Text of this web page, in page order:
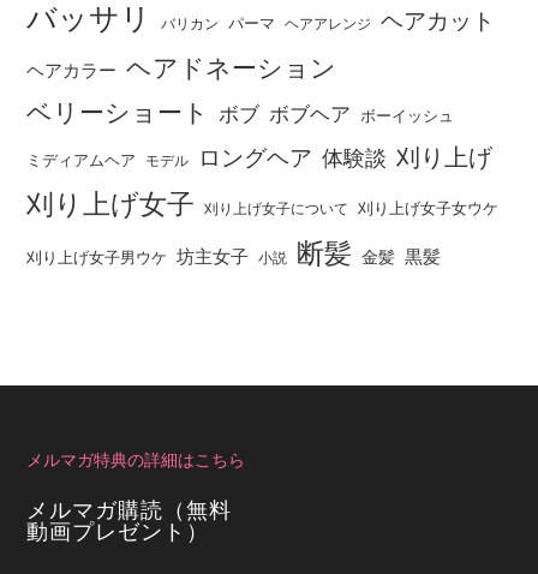
バッサリ バリカン パーマ ヘアアレンジ ヘアカット
ヘアカラー ヘアドネーション
ベリーショート
ボブ ボブヘア ボーイッシュ
ミディアムヘア モデル ロングヘア 体験談 刈り上げ
刈り上げ女子 刈り上げ女子について 刈り上げ女子女ウケ
刈り上げ女子男ウケ 坊主女子 小説 断髪 金髪 黒髪
メルマガ特典の詳細はこちら
メルマガ購読（無料
動画プレゼント）